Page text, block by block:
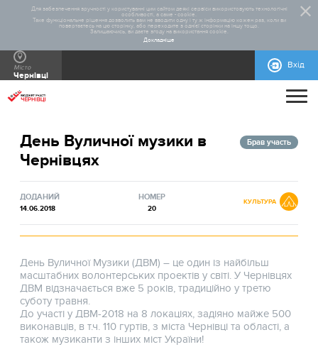
Для забезпечення зручності у користуванні цим сайтом деякі сервіси використовують технологічні
особливості, а саме - cookie.
Таке функціональне рішення дозволить вам не вводити одну і ту ж інформацію кожен раз, коли ви
повертаєтесь на цю сторінку, або переходите з однієї сторінки на іншу тощо.
Залишаючись, ви даєте згоду на використання cookie.
Докладніше
Місто
Чернівці
Вхід
ЗАГАЛЬНА ІНФОРМАЦІЯ
СТАТИСТИКА
РЕАЛІЗОВАНІ ПРОЄКТИ
ДОПОМОГА
День Вуличної музики в
Чернівцях
Брав участь
ДОДАНИЙ
14.06.2018
НОМЕР
20
КУЛЬТУРА
День Вуличної Музики (ДВМ) – це один із найбільш
масштабних волонтерських проектів у світі. У Чернівцях
ДВМ відзначається вже 5 років, традиційно у третю
суботу травня.
До участі у ДВМ-2018 на 8 локаціях, задіяно майже 500
виконавців, в т.ч. 110 гуртів, з міста Чернівці та області, а
також музиканти з інших міст України!